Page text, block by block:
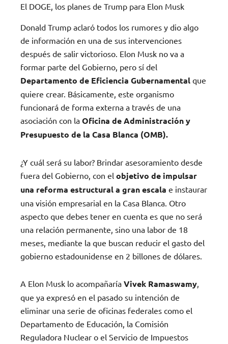
El DOGE, los planes de Trump para Elon Musk
Donald Trump aclaró todos los rumores y dio algo
de información en una de sus intervenciones
después de salir victorioso. Elon Musk no va a
formar parte del Gobierno, pero sí del
Departamento de Eficiencia Gubernamental que
quiere crear. Básicamente, este organismo
funcionará de forma externa a través de una
asociación con la Oficina de Administración y
Presupuesto de la Casa Blanca (OMB).
¿Y cuál será su labor? Brindar asesoramiento desde
fuera del Gobierno, con el objetivo de impulsar
una reforma estructural a gran escala e instaurar
una visión empresarial en la Casa Blanca. Otro
aspecto que debes tener en cuenta es que no será
una relación permanente, sino una labor de 18
meses, mediante la que buscan reducir el gasto del
gobierno estadounidense en 2 billones de dólares.
A Elon Musk lo acompañaría Vivek Ramaswamy
que ya expresó en el pasado su intención de
eliminar una serie de oficinas federales como el
Departamento de Educación, la Comisión
Reguladora Nuclear o el Servicio de Impuestos